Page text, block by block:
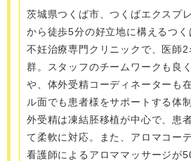
茨城県つくば市、つくばエクスプ
から徒歩5分の好立地に構えるつく
不妊治療専門クリニックで、医師
群。スタッフのチームワークも良
や、体外受精コーディネーターも
ル面でも患者様をサポートする体
外受精は凍結胚移植が中心で、患
て柔軟に対応。また、アロマコー
看護師によるアロママッサージが